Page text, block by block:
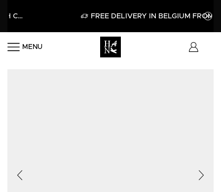
APPLY FREE DELIVERY IN BELGIUM FROM 60€
MENU